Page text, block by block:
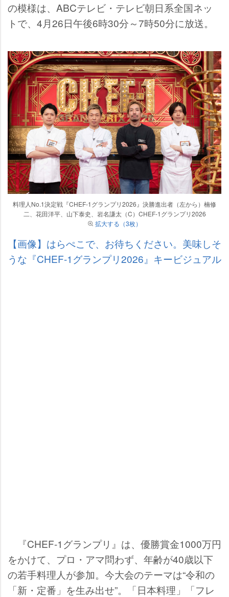
の模様は、ABCテレビ・テレビ朝日系全国ネッ
トで、4月26日午後6時30分～7時50分に放送。
料理人No.1決定戦『CHEF-1グランプリ2026』決勝進出者（左から）楠修
二、花田洋平、山下泰史、岩名謙太（C）CHEF-1グランプリ2026
拡大する（3枚）
【画像】はらぺこで、お待ちください。美味しそ
うな『CHEF-1グランプリ2026』キービジュアル
『CHEF-1グランプリ』は、優勝賞金1000万円
をかけて、プロ・アマ問わず、年齢が40歳以下
の若手料理人が参加。今大会のテーマは“令和の
「新・定番」を生み出せ”。「日本料理」「フレ